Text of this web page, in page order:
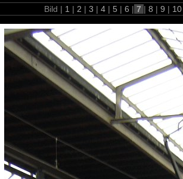
Bild | 1 | 2 | 3 | 4 | 5 | 6 | 7 | 8 | 9 |